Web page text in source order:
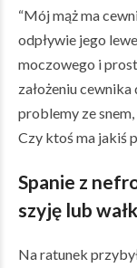
“Mój mąż ma
odpływie jego
moczowego i
założeniu
problemy ze
Czy ktoś ma jakiś
Spanie z
szyję lub
Na ratunek